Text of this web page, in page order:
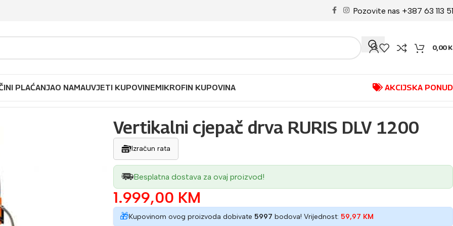
Pozovite nas +387 63 113
0,00
PLAĆANJAO NAMAUVJETI KUPOVINEMIKROFIN KUPOVINA AKCIJSKA
Vertikalni cjepač drva RURIS DLV 1200
Izračun rata
Besplatna dostava za ovaj proizvod!
1.999,00 KM
🎁Kupovinom ovog proizvoda dobivate 5997 bodova! Vrijednost: 59,97 KM